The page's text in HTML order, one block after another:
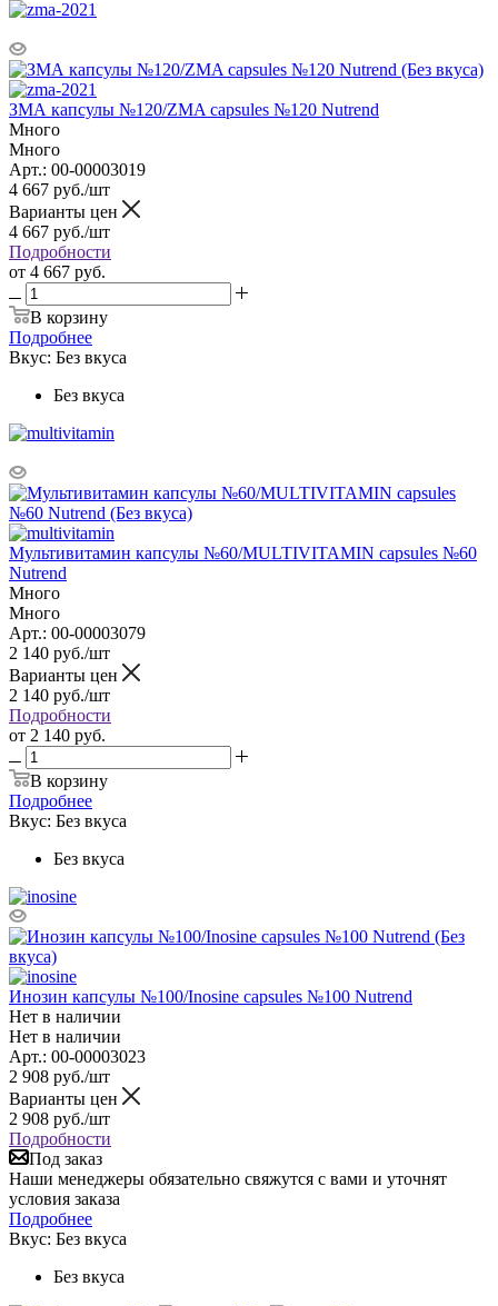
ЗМА капсулы №120/ZMA capsules №120 Nutrend
Много
Много
Арт.: 00-00003019
4 667 руб./шт
Варианты цен
4 667 руб./шт
Подробности
от 4 667 руб.
В корзину
Подробнее
Вкус: Без вкуса
Без вкуса
Мультивитамин капсулы №60/MULTIVITAMIN capsules №60
Nutrend
Много
Много
Арт.: 00-00003079
2 140 руб./шт
Варианты цен
2 140 руб./шт
Подробности
от 2 140 руб.
В корзину
Подробнее
Вкус: Без вкуса
Без вкуса
Инозин капсулы №100/Inosine capsules №100 Nutrend
Нет в наличии
Нет в наличии
Арт.: 00-00003023
2 908 руб./шт
Варианты цен
2 908 руб./шт
Подробности
Под заказ
Наши менеджеры обязательно свяжутся с вами и уточнят
условия заказа
Подробнее
Вкус: Без вкуса
Без вкуса